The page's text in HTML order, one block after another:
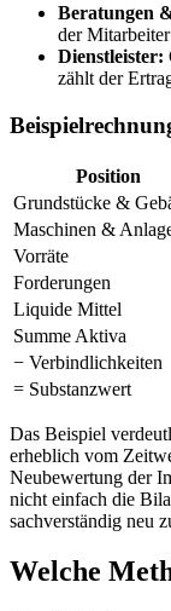
Beratungen
der
Dienstleister:
zählt der
Position
Grundstücke &
Maschinen &
Vorräte
Forderungen
Liquide Mittel
Summe Aktiva
− Verbindlichkeiten
= Substanzwert
Das Beispiel
erheblich vom
Neubewertung der
nicht einfach die
sachverständig neu
Welche